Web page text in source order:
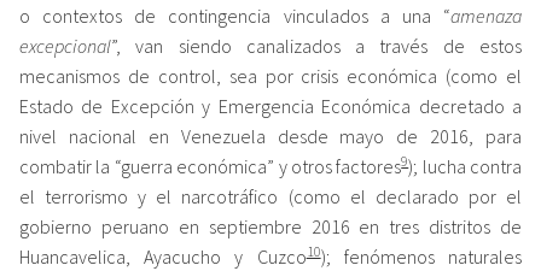
o contextos de contingencia vinculados a una “amenaza
excepcional”, van siendo canalizados a través de estos
mecanismos de control, sea por crisis económica (como el
Estado de Excepción y Emergencia Económica decretado a
nivel nacional en Venezuela desde mayo de 2016, para
combatir la “guerra económica” y otros factores9); lucha contra
el terrorismo y el narcotráfico (como el declarado por el
gobierno peruano en septiembre 2016 en tres distritos de
Huancavelica, Ayacucho y Cuzco10); fenómenos naturales